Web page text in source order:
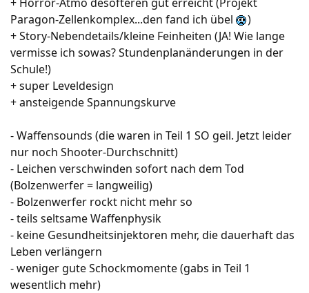
Paragon-Zellenkomplex...den fand ich übel
)
+ Story-Nebendetails/kleine Feinheiten (JA! Wie lange
vermisse ich sowas? Stundenplanänderungen in der
Schule!)
+ super Leveldesign
+ ansteigende Spannungskurve
- Waffensounds (die waren in Teil 1 SO geil. Jetzt leider
nur noch Shooter-Durchschnitt)
- Leichen verschwinden sofort nach dem Tod
(Bolzenwerfer = langweilig)
- Bolzenwerfer rockt nicht mehr so
- teils seltsame Waffenphysik
- keine Gesundheitsinjektoren mehr, die dauerhaft das
Leben verlängern
- weniger gute Schockmomente (gabs in Teil 1
wesentlich mehr)